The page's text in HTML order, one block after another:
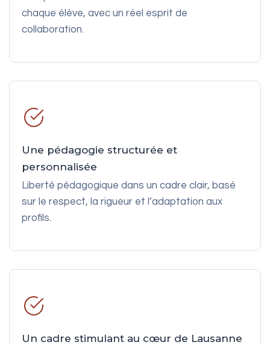
chaque élève, avec un réel esprit de
collaboration.
Une pédagogie structurée et
personnalisée
Liberté pédagogique dans un cadre clair, basé
sur le respect, la rigueur et l’adaptation aux
profils.
Un cadre stimulant au cœur de Lausanne